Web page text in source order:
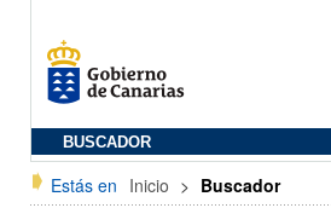
BUSCADOR
Estás en Inicio > Buscador